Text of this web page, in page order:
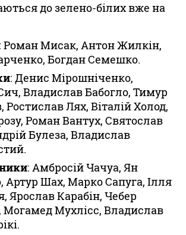
до зелено-білих вже на
: Роман Мисак, Антон Жилкін,
Богдан Семешко.
: Денис Мірошніченко,
Владислав Бабогло, Тимур
Ростислав Лях, Віталій Холод,
Роман Вантух, Святослав
Булеза, Владислав
: Амбросій Чачуа, Ян
Артур Шах, Марко Сапуга, Ілля
Ярослав Карабін, Чебер
Мухлісс, Владислав